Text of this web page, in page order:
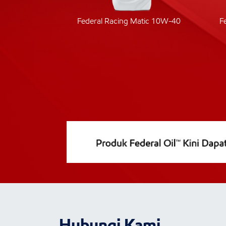
Federal Racing Matic 10W-40